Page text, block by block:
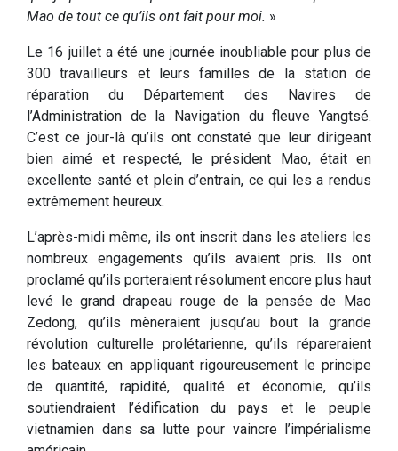
Mao de tout ce qu’ils ont fait pour moi. »
Le 16 juillet a été une journée inoubliable pour plus de
300 travailleurs et leurs familles de la station de
réparation du Département des Navires de
l’Administration de la Navigation du fleuve Yangtsé.
C’est ce jour-là qu’ils ont constaté que leur dirigeant
bien aimé et respecté, le président Mao, était en
excellente santé et plein d’entrain, ce qui les a rendus
extrêmement heureux.
L’après-midi même, ils ont inscrit dans les ateliers les
nombreux engagements qu’ils avaient pris. Ils ont
proclamé qu’ils porteraient résolument encore plus haut
levé le grand drapeau rouge de la pensée de Mao
Zedong, qu’ils mèneraient jusqu’au bout la grande
révolution culturelle prolétarienne, qu’ils répareraient
les bateaux en appliquant rigoureusement le principe
de quantité, rapidité, qualité et économie, qu’ils
soutiendraient l’édification du pays et le peuple
vietnamien dans sa lutte pour vaincre l’impérialisme